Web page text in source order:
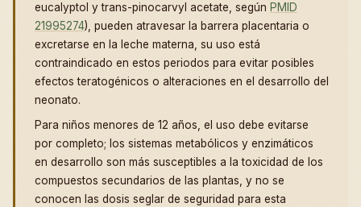
eucalyptol y trans-pinocarvyl acetate, según PMID
21995274), pueden atravesar la barrera placentaria o
excretarse en la leche materna, su uso está
contraindicado en estos periodos para evitar posibles
efectos teratogénicos o alteraciones en el desarrollo del
neonato.
Para niños menores de 12 años, el uso debe evitarse
por completo; los sistemas metabólicos y enzimáticos
en desarrollo son más susceptibles a la toxicidad de los
compuestos secundarios de las plantas, y no se
conocen las dosis seglar de seguridad para esta